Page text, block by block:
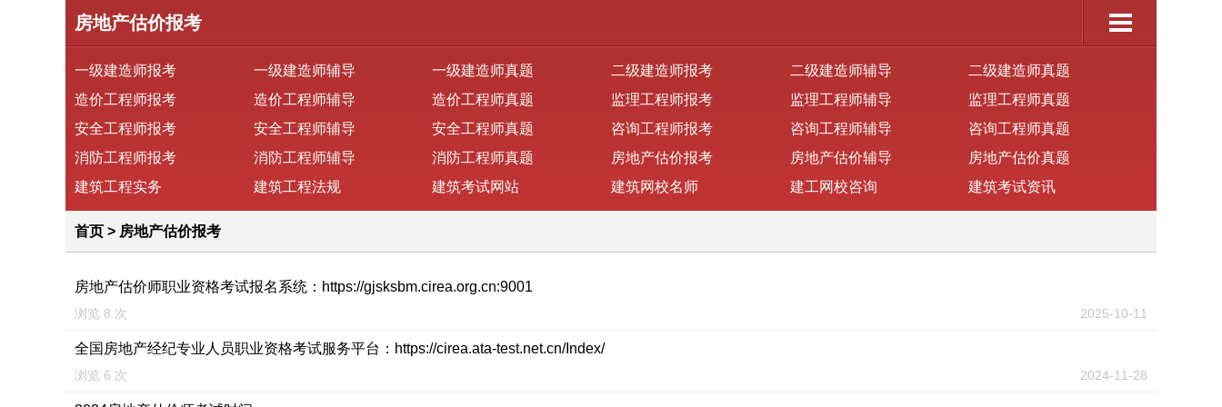
房地产估价报考
一级建造师报考 一级建造师辅导 一级建造师真题 二级建造师报考 二级建造师辅导
二级建造师真题
造价工程师报考
造价工程师辅导 造价工程师真题 监理工程师报考 监理工程师辅导
监理工程师真题
安全工程师报考
安全工程师辅导 安全工程师真题 咨询工程师报考 咨询工程师辅导
咨询工程师真题
消防工程师报考
消防工程师辅导 消防工程师真题 房地产估价报考 房地产估价辅导
房地产估价真题
建筑工程实务
建筑工程法规 建筑考试网站 建筑网校名师 建工网校咨询 建筑考试资讯
首页 > 房地产估价报考
房地产估价师职业资格考试报名系统：https://gjsksbm.cirea.org.cn:9001
浏览 8 次 2025-10-11
全国房地产经纪专业人员职业资格考试服务平台：https://cirea.ata-test.net.cn/Index/
浏览 6 次 2024-11-28